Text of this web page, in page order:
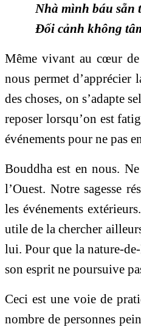
Nhà mình báu sẵn
Đối cảnh không tâm
Même vivant au cœur
nous permet d’apprécier
des choses, on s’adapte
reposer lorsqu’on est
événements pour ne pas
Bouddha est en nous.
l’Ouest. Notre sagesse
les événements
utile de la chercher
lui. Pour que la nature-
son esprit ne poursuive
Ceci est une voie de
nombre de personnes